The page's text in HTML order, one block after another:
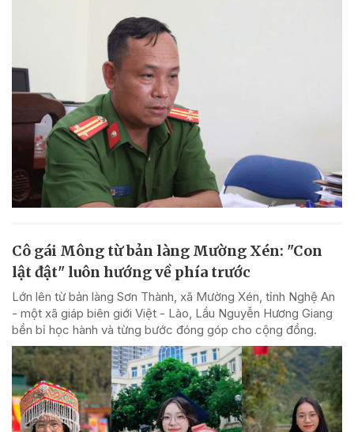
Cô gái Mông từ bản làng Mường Xén: "Con
lật đật" luôn hướng về phía trước
Lớn lên từ bản làng Sơn Thành, xã Mường Xén, tỉnh Nghệ An
- một xã giáp biên giới Việt - Lào, Lầu Nguyễn Hương Giang
bền bỉ học hành và từng bước đóng góp cho cộng đồng.